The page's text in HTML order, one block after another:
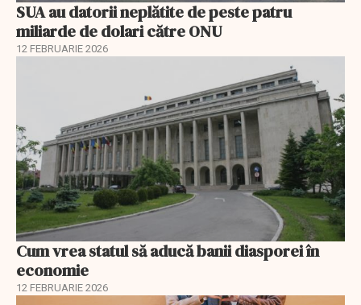
SUA au datorii neplătite de peste patru
miliarde de dolari către ONU
12 FEBRUARIE 2026
Cum vrea statul să aducă banii diasporei în
economie
12 FEBRUARIE 2026